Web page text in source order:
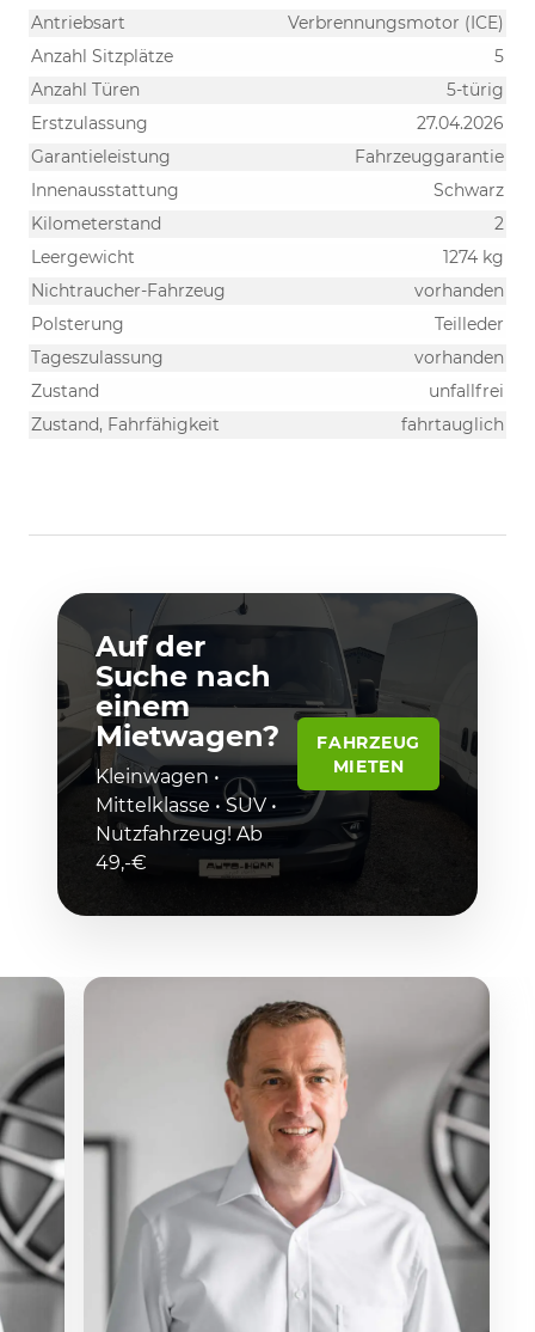
Antriebsart
Verbrennungsmotor (ICE)
Anzahl Sitzplätze
5
Anzahl Türen
5-türig
Erstzulassung
27.04.2026
Garantieleistung
Fahrzeuggarantie
Innenausstattung
Schwarz
Kilometerstand
2
Leergewicht
1274 kg
Nichtraucher-Fahrzeug
vorhanden
Polsterung
Teilleder
Tageszulassung
vorhanden
Zustand
unfallfrei
Zustand, Fahrfähigkeit
fahrtauglich
Auf der
Suche nach
einem
Mietwagen?
Kleinwagen •
Mittelklasse • SUV •
Nutzfahrzeug! Ab
49,-€
FAHRZEUG
MIETEN